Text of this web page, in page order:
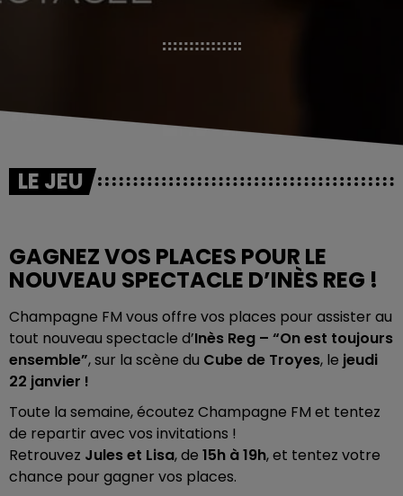
LE JEU
GAGNEZ VOS PLACES POUR LE
NOUVEAU SPECTACLE D’INÈS REG !
Champagne FM vous offre vos places pour assister au
tout nouveau spectacle d’Inès Reg – “On est toujours
ensemble”, sur la scène du Cube de Troyes, le jeudi
22 janvier !
Toute la semaine, écoutez Champagne FM et tentez
de repartir avec vos invitations !
Retrouvez Jules et Lisa, de 15h à 19h, et tentez votre
chance pour gagner vos places.